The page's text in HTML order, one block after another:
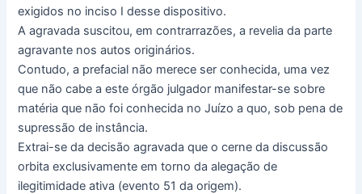
exigidos no inciso I desse dispositivo.
A agravada suscitou, em contrarrazões, a revelia da parte
agravante nos autos originários.
Contudo, a prefacial não merece ser conhecida, uma vez
que não cabe a este órgão julgador manifestar-se sobre
matéria que não foi conhecida no Juízo a quo, sob pena de
supressão de instância.
Extrai-se da decisão agravada que o cerne da discussão
orbita exclusivamente em torno da alegação de
ilegitimidade ativa (evento 51 da origem).